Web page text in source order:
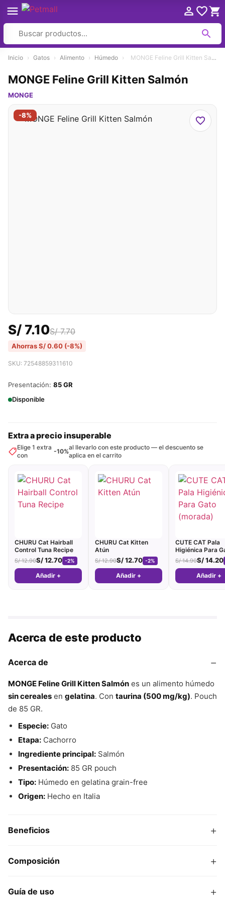
contenido
Inicio › Gatos › Alimento › Húmedo › MONGE Feline Grill Kitten Salmón
-8%
MONGE Feline Grill Kitten Salmón
MONGE
S/7.10S/7.70
AhorrasS/0.60 (-8%)
SKU: 72548859311610
Presentación: 85 GR
Disponible
Extra a precio insuperable
Elige 1 extra
con
-10%
al llevarlo con este producto — el descuento se
aplica en el carrito
CHURU Cat Hairball
Control Tuna Recipe
S/12.90S/12.70 -2%
Añadir +
CHURU Cat Kitten
Atún
S/12.90S/12.70 -2%
Añadir +
CUTE CAT Pala
Higiénica Para
(morada)
S/14.90S/14.20
Añadir +
Acerca de este producto
Acerca de −
MONGE Feline Grill Kitten Salmón es un alimento húmedo
sin cereales en gelatina. Con taurina (500 mg/kg). Pouch
de 85 GR.
Especie:Gato
Etapa:Cachorro
Ingrediente principal:Salmón
Presentación:85 GR pouch
Tipo:Húmedo en gelatina grain-free
Origen:Hecho en Italia
Beneficios +
Composición +
Guía de uso +